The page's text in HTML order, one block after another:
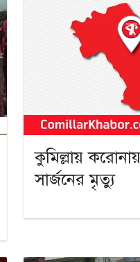
কুমিল্লায়
সার্জনের মৃত্যু